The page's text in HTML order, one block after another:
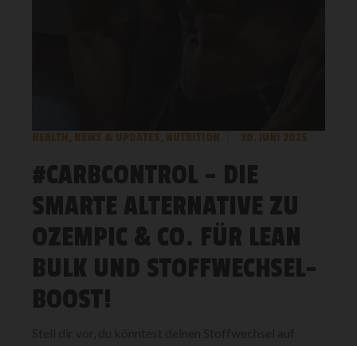
HEALTH, NEWS & UPDATES, NUTRITION 30. JUNI 2025
#CARBCONTROL – DIE
SMARTE ALTERNATIVE ZU
OZEMPIC & CO. FÜR LEAN
BULK UND STOFFWECHSEL-
BOOST!